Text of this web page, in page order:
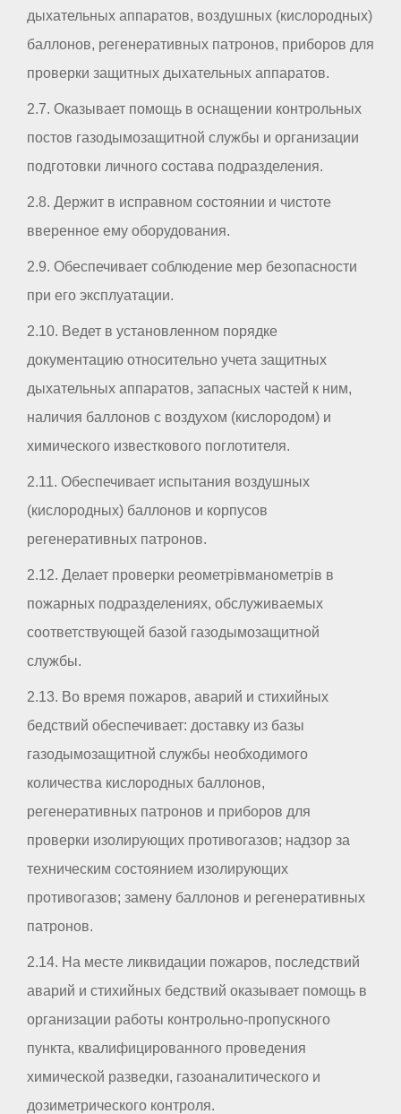
дыхательных аппаратов, воздушных (кислородных)
баллонов, регенеративных патронов, приборов для
проверки защитных дыхательных аппаратов.
2.7. Оказывает помощь в оснащении контрольных
постов газодымозащитной службы и организации
подготовки личного состава подразделения.
2.8. Держит в исправном состоянии и чистоте
вверенное ему оборудования.
2.9. Обеспечивает соблюдение мер безопасности
при его эксплуатации.
2.10. Ведет в установленном порядке
документацию относительно учета защитных
дыхательных аппаратов, запасных частей к ним,
наличия баллонов с воздухом (кислородом) и
химического известкового поглотителя.
2.11. Обеспечивает испытания воздушных
(кислородных) баллонов и корпусов
регенеративных патронов.
2.12. Делает проверки реометрівманометрів в
пожарных подразделениях, обслуживаемых
соответствующей базой газодымозащитной
службы.
2.13. Во время пожаров, аварий и стихийных
бедствий обеспечивает: доставку из базы
газодымозащитной службы необходимого
количества кислородных баллонов,
регенеративных патронов и приборов для
проверки изолирующих противогазов; надзор за
техническим состоянием изолирующих
противогазов; замену баллонов и регенеративных
патронов.
2.14. На месте ликвидации пожаров, последствий
аварий и стихийных бедствий оказывает помощь в
организации работы контрольно-пропускного
пункта, квалифицированного проведения
химической разведки, газоаналитического и
дозиметрического контроля.